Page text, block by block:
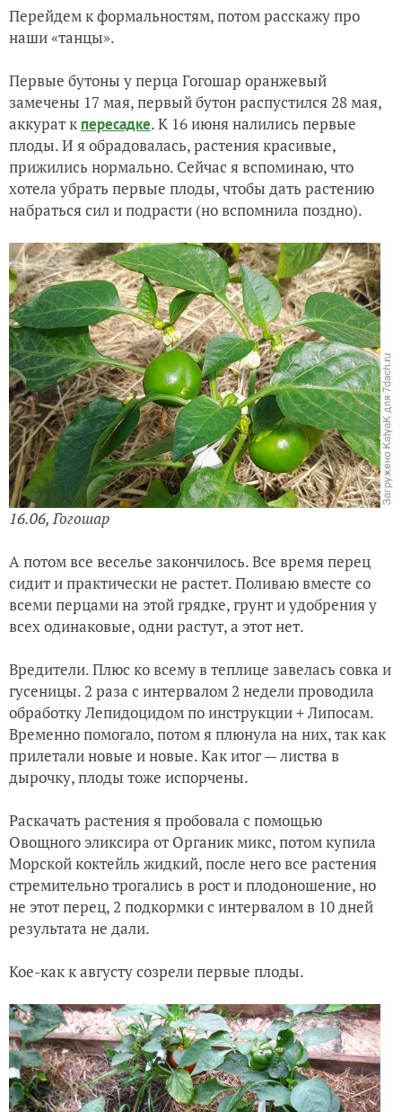
Перейдем к формальностям, потом расскажу про
наши «танцы».
Первые бутоны у перца Гогошар оранжевый
замечены 17 мая, первый бутон распустился 28 мая,
аккурат к пересадке. К 16 июня налились первые
плоды. И я обрадовалась, растения красивые,
прижились нормально. Сейчас я вспоминаю, что
хотела убрать первые плоды, чтобы дать растению
набраться сил и подрасти (но вспомнила поздно).
16.06, Гогошар
А потом все веселье закончилось. Все время перец
сидит и практически не растет. Поливаю вместе со
всеми перцами на этой грядке, грунт и удобрения у
всех одинаковые, одни растут, а этот нет.
Вредители. Плюс ко всему в теплице завелась совка и
гусеницы. 2 раза с интервалом 2 недели проводила
обработку Лепидоцидом по инструкции + Липосам.
Временно помогало, потом я плюнула на них, так как
прилетали новые и новые. Как итог — листва в
дырочку, плоды тоже испорчены.
Раскачать растения я пробовала с помощью
Овощного эликсира от Органик микс, потом купила
Морской коктейль жидкий, после него все растения
стремительно трогались в рост и плодоношение, но
не этот перец, 2 подкормки с интервалом в 10 дней
результата не дали.
Кое-как к августу созрели первые плоды.